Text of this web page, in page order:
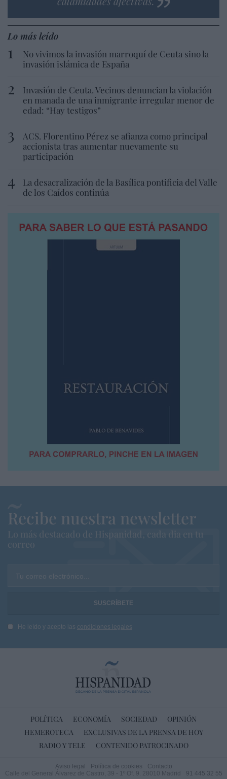
Lo más leído
No vivimos la invasión marroquí de Ceuta sino la
invasión islámica de España
Invasión de Ceuta. Vecinos denuncian la violación
en manada de una inmigrante irregular menor de
edad: “Hay testigos”
ACS. Florentino Pérez se afianza como principal
accionista tras aumentar nuevamente su
participación
La desacralización de la Basílica pontificia del Valle
de los Caídos continúa
Recibe nuestra newsletter
Lo más destacado de Hispanidad, cada dia en tu
correo
Tu correo electrónico...
He leído y acepto las condiciones legales
POLÍTICA ECONOMÍA SOCIEDAD
OPINIÓN
HEMEROTECA
EXCLUSIVAS DE LA PRENSA DE HOY
RADIO Y TELE
CONTENIDO PATROCINADO
Aviso legal Política de cookies
Contacto
Calle del General Álvarez de Castro, 39 - 1º Of. 9. 28010 Madrid
91 445 32 55